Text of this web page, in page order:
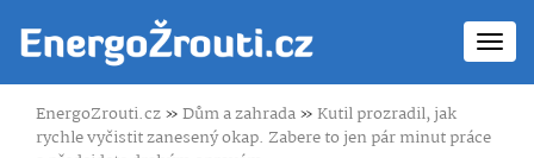
EnergoZrouti.cz»Dům a zahrada»Kutil prozradil, jak
rychle vyčistit zanesený okap. Zabere to jen pár minut práce